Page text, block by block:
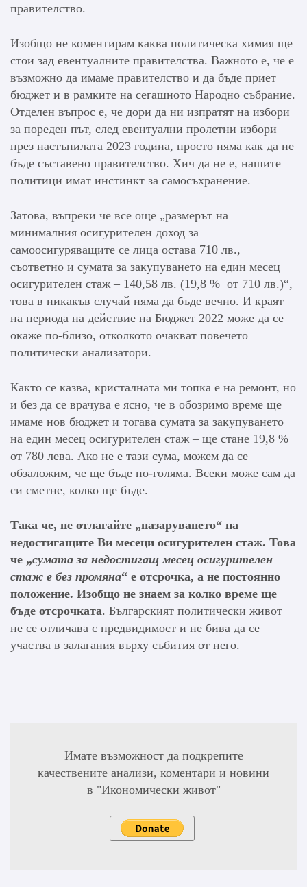
правителство.
Изобщо не коментирам каква политическа химия ще
стои зад евентуалните правителства. Важното е, че е
възможно да имаме правителство и да бъде приет
бюджет и в рамките на сегашното Народно събрание.
Отделен въпрос е, че дори да ни изпратят на избори
за пореден път, след евентуални пролетни избори
през настъпилата 2023 година, просто няма как да не
бъде съставено правителство. Хич да не е, нашите
политици имат инстинкт за самосъхранение.
Затова, въпреки че все още „размерът на
минималния осигурителен доход за
самоосигуряващите се лица остава 710 лв.,
съответно и сумата за закупуването на един месец
осигурителен стаж – 140,58 лв. (19,8 % от 710 лв.)“,
това в никакъв случай няма да бъде вечно. И краят
на периода на действие на Бюджет 2022 може да се
окаже по-близо, отколкото очакват повечето
политически анализатори.
Както се казва, кристалната ми топка е на ремонт, но
и без да се врачува е ясно, че в обозримо време ще
имаме нов бюджет и тогава сумата за закупуването
на един месец осигурителен стаж – ще стане 19,8 %
от 780 лева. Ако не е тази сума, можем да се
обзаложим, че ще бъде по-голяма. Всеки може сам да
си сметне, колко ще бъде.
Така че, не отлагайте „пазаруването“ на
недостигащите Ви месеци осигурителен стаж. Това
че „сумата за недостигащ месец осигурителен
стаж е без промяна“ е отсрочка, а не постоянно
положение. Изобщо не знаем за колко време ще
бъде отсрочката. Българският политически живот
не се отличава с предвидимост и не бива да се
участва в залагания върху събития от него.
Имате възможност да подкрепите
качествените анализи, коментари и новини
в "Икономически живот"